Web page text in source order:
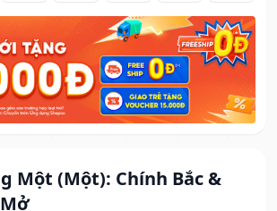
Một (Một): Chính Bắc &